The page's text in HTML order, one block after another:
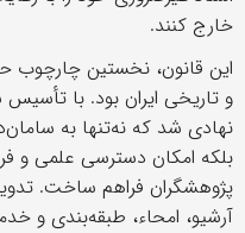
خارج کنند.
این قانون، نخستین چارچوب
و تاریخی ایران بود. با
نهادی شد که نه‌تنها به
بلکه امکان دسترسی علمی و
پژوهشگران فراهم ساخت.
آرشیو، امحاء، طبقه‌بندی و